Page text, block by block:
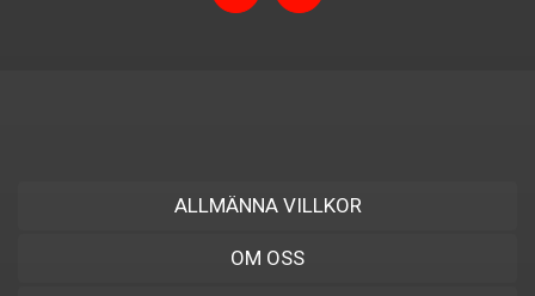
ALLMÄNNA VILLKOR
OM OSS